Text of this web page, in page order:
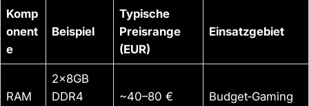
Komp
onent
e
Beispiel
Typische
Preisrange
(EUR)
Einsatzgebiet
RAM
2x8GB
DDR4
~40–80 € Budget‑Gaming